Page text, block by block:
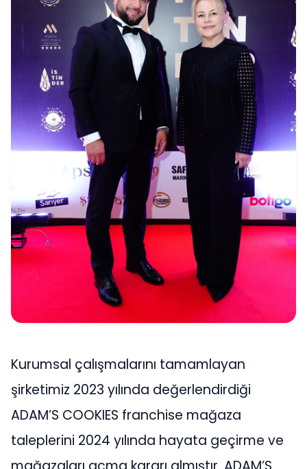
Kurumsal çalışmalarını tamamlayan
şirketimiz 2023 yılında değerlendirdiği
ADAM’S COOKIES franchise mağaza
taleplerini 2024 yılında hayata geçirme ve